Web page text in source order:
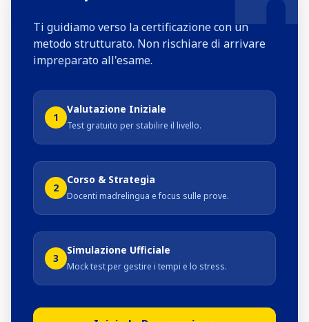
Ti guidiamo verso la certificazione con un
metodo strutturato. Non rischiare di arrivare
impreparato all'esame.
1
Valutazione Iniziale
Test gratuito per stabilire il livello.
2
Corso & Strategia
Docenti madrelingua e focus sulle prove.
3
Simulazione Ufficiale
Mock test per gestire i tempi e lo stress.